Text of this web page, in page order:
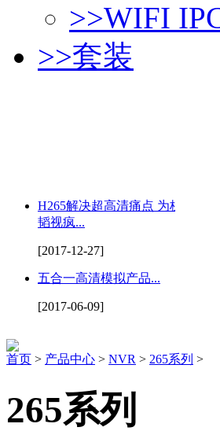
>>WIFI
>>套装
H265解决超高清痛点 为杭州
韬视疯...
[2017-12-27]
五合一高清模拟产品...
[2017-06-09]
首页 > 产品中心 > NVR > 265系列 >
265系列